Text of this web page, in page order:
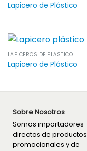
Lapicero de Plástico
LAPICEROS DE PLÁSTICO
Lapicero de Plástico
Sobre Nosotros
Somos importadores
directos de productos
promocionales y de